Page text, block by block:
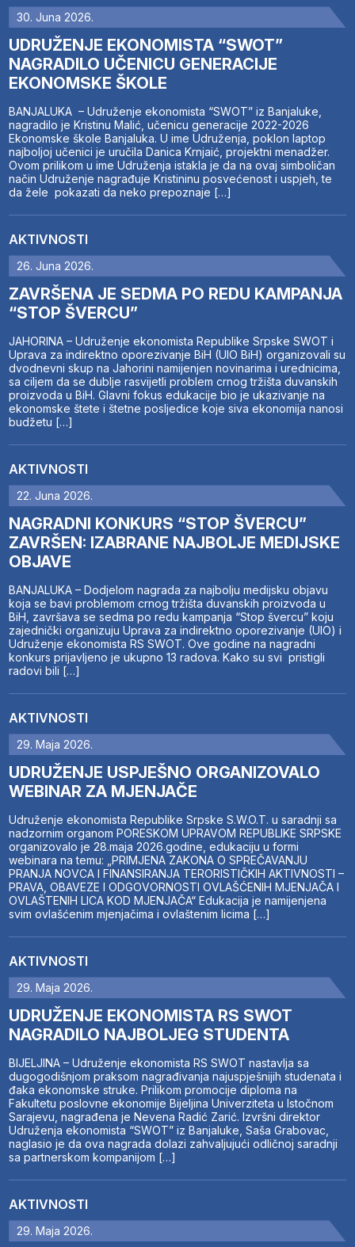
30. Juna 2026.
UDRUŽENJE EKONOMISTA “SWOT”
NAGRADILO UČENICU GENERACIJE
EKONOMSKE ŠKOLE
BANJALUKA – Udruženje ekonomista “SWOT” iz Banjaluke,
nagradilo je Kristinu Malić, učenicu generacije 2022-2026
Ekonomske škole Banjaluka. U ime Udruženja, poklon laptop
najboljoj učenici je uručila Danica Krnjaić, projektni menadžer.
Ovom prilikom u ime Udruženja istakla je da na ovaj simboličan
način Udruženje nagrađuje Kristininu posvećenost i uspjeh, te
da žele pokazati da neko prepoznaje […]
AKTIVNOSTI
26. Juna 2026.
ZAVRŠENA JE SEDMA PO REDU KAMPANJA
“STOP ŠVERCU”
JAHORINA – Udruženje ekonomista Republike Srpske SWOT i
Uprava za indirektno oporezivanje BiH (UIO BiH) organizovali su
dvodnevni skup na Jahorini namijenjen novinarima i urednicima,
sa ciljem da se dublje rasvijetli problem crnog tržišta duvanskih
proizvoda u BiH. Glavni fokus edukacije bio je ukazivanje na
ekonomske štete i štetne posljedice koje siva ekonomija nanosi
budžetu […]
AKTIVNOSTI
22. Juna 2026.
NAGRADNI KONKURS “STOP ŠVERCU”
ZAVRŠEN: IZABRANE NAJBOLJE MEDIJSKE
OBJAVE
BANJALUKA – Dodjelom nagrada za najbolju medijsku objavu
koja se bavi problemom crnog tržišta duvanskih proizvoda u
BiH, završava se sedma po redu kampanja “Stop švercu” koju
zajednički organizuju Uprava za indirektno oporezivanje (UIO) i
Udruženje ekonomista RS SWOT. Ove godine na nagradni
konkurs prijavljeno je ukupno 13 radova. Kako su svi pristigli
radovi bili […]
AKTIVNOSTI
29. Maja 2026.
UDRUŽENJE USPJEŠNO ORGANIZOVALO
WEBINAR ZA MJENJAČE
Udruženje ekonomista Republike Srpske S.W.O.T. u saradnji sa
nadzornim organom PORESKOM UPRAVOM REPUBLIKE SRPSKE
organizovalo je 28.maja 2026.godine, edukaciju u formi
webinara na temu: „PRIMJENA ZAKONA O SPREČAVANJU
PRANJA NOVCA I FINANSIRANJA TERORISTIČKIH AKTIVNOSTI –
PRAVA, OBAVEZE I ODGOVORNOSTI OVLAŠĆENIH MJENJAČA I
OVLAŠTENIH LICA KOD MJENJAČA“ Edukacija je namijenjena
svim ovlašćenim mjenjačima i ovlaštenim licima […]
AKTIVNOSTI
29. Maja 2026.
UDRUŽENJE EKONOMISTA RS SWOT
NAGRADILO NAJBOLJEG STUDENTA
BIJELJINA – Udruženje ekonomista RS SWOT nastavlja sa
dugogodišnjom praksom nagrađivanja najuspješnijih studenata i
đaka ekonomske struke. Prilikom promocije diploma na
Fakultetu poslovne ekonomije Bijeljina Univerziteta u Istočnom
Sarajevu, nagrađena je Nevena Radić Zarić. Izvršni direktor
Udruženja ekonomista “SWOT” iz Banjaluke, Saša Grabovac,
naglasio je da ova nagrada dolazi zahvaljujući odličnoj saradnji
sa partnerskom kompanijom […]
AKTIVNOSTI
29. Maja 2026.